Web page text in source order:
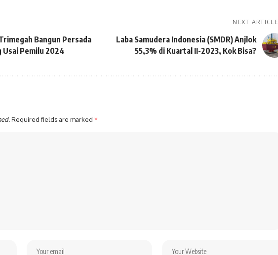
Bangun Persada
Usai Pemilu 2024
NEXT ARTICLE
Laba Samudera Indonesia (SMDR) Anjlok
55,3% di Kuartal II-2023, Kok Bisa?
Required fields are marked *